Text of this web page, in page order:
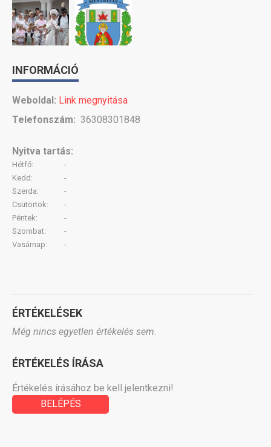
INFORMÁCIÓ
Weboldal: Link megnyitása
Telefonszám: 36308301848
Nyitva tartás:
Hétfő:
-
Kedd:
-
Szerda:
-
Csütörtök:
-
Péntek:
-
Szombat:
-
Vasárnap:
-
ÉRTÉKELÉSEK
Még nincs egyetlen értékelés sem.
ÉRTÉKELÉS ÍRÁSA
Értékelés írásához be kell jelentkezni!
BELÉPÉS